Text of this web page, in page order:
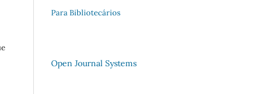
Para Bibliotecários
Open Journal Systems